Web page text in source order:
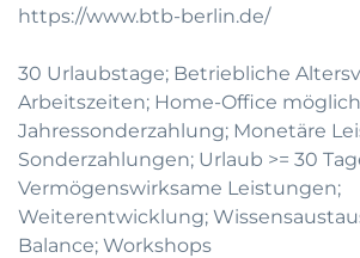
https://www.btb-berlin.de/
30 Urlaubstage; Betriebliche
Arbeitszeiten; Home-Office
Jahressonderzahlung; Monetäre
Sonderzahlungen; Urlaub >= 30
Vermögenswirksame Leistungen;
Weiterentwicklung;
Balance; Workshops